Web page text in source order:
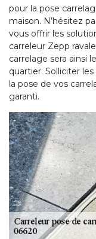
pour la pose
maison. N’hésitez
vous offrir les
carreleur Zepp
carrelage sera ainsi
quartier. Solliciter
la pose de vos
garanti.